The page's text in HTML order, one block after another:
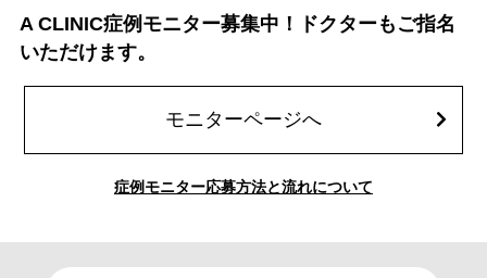
A CLINIC症例モニター募集中！ドクターもご指名
いただけます。
モニターページへ
症例モニター応募方法と流れについて